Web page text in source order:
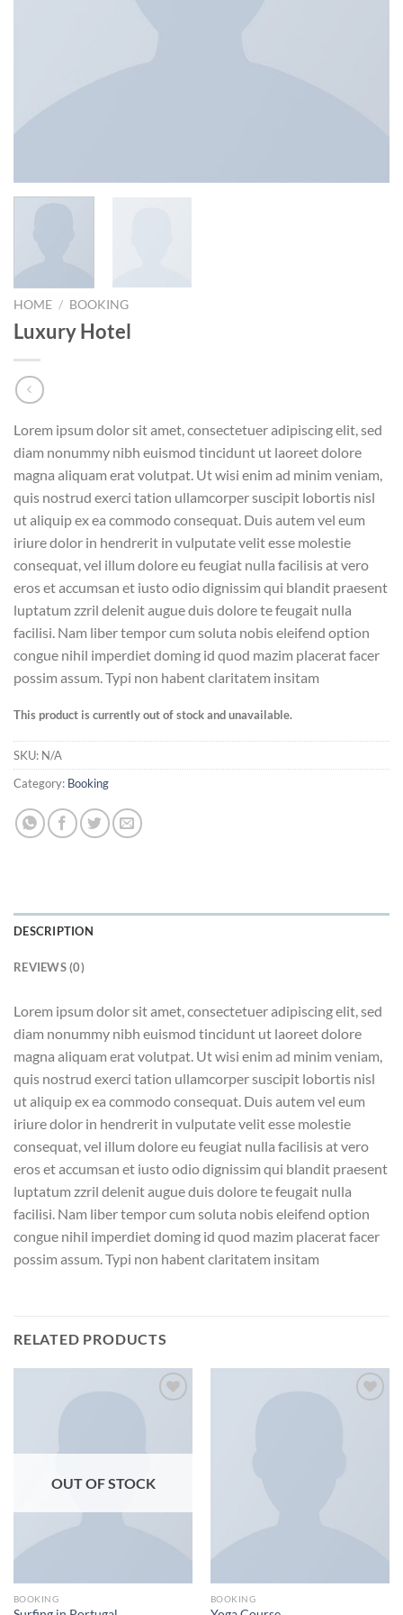
HOME / BOOKING
Luxury Hotel
Lorem ipsum dolor sit amet, consectetuer adipiscing elit, sed
diam nonummy nibh euismod tincidunt ut laoreet dolore
magna aliquam erat volutpat. Ut wisi enim ad minim veniam,
quis nostrud exerci tation ullamcorper suscipit lobortis nisl
ut aliquip ex ea commodo consequat. Duis autem vel eum
iriure dolor in hendrerit in vulputate velit esse molestie
consequat, vel illum dolore eu feugiat nulla facilisis at vero
eros et accumsan et iusto odio dignissim qui blandit praesent
luptatum zzril delenit augue duis dolore te feugait nulla
facilisi. Nam liber tempor cum soluta nobis eleifend option
congue nihil imperdiet doming id quod mazim placerat facer
possim assum. Typi non habent claritatem insitam
This product is currently out of stock and unavailable.
SKU: N/A
Category: Booking
DESCRIPTION
REVIEWS (0)
Lorem ipsum dolor sit amet, consectetuer adipiscing elit, sed
diam nonummy nibh euismod tincidunt ut laoreet dolore
magna aliquam erat volutpat. Ut wisi enim ad minim veniam,
quis nostrud exerci tation ullamcorper suscipit lobortis nisl
ut aliquip ex ea commodo consequat. Duis autem vel eum
iriure dolor in hendrerit in vulputate velit esse molestie
consequat, vel illum dolore eu feugiat nulla facilisis at vero
eros et accumsan et iusto odio dignissim qui blandit praesent
luptatum zzril delenit augue duis dolore te feugait nulla
facilisi. Nam liber tempor cum soluta nobis eleifend option
congue nihil imperdiet doming id quod mazim placerat facer
possim assum. Typi non habent claritatem insitam
RELATED PRODUCTS
wishlist
OUT OF STOCK
BOOKING BOOKING